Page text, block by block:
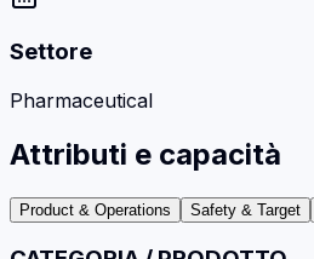
Settore
Pharmaceutical
Attributi e capacità
Product & Operations Safety & Target